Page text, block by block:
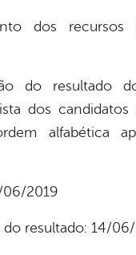
dos recursos
do resultado
dos
alfabética
06/2019
do resultado: 14/